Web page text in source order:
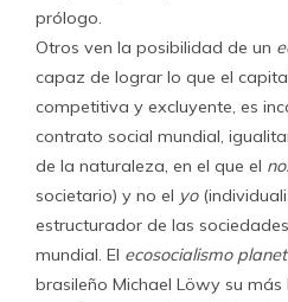
prólogo.
Otros ven la posibilidad de un
capaz de lograr lo que el
competitiva y excluyente, es
contrato social mundial,
de la naturaleza, en el que el
societario) y no el yo
estructurador de las
mundial. El ecosocialismo
brasileño Michael Löwy su